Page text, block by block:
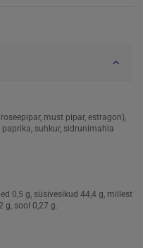
must pipar, estragon),
suhkur, sidrunimahla
0,5 g, süsivesikud 44,4 g, millest
g, sool 0,27 g.